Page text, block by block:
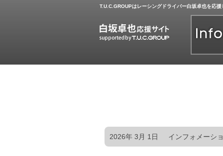
T.U.C.GROUPはレーシングドライバー白坂卓也を応援
2026年 3月 1日 インフォメーシ